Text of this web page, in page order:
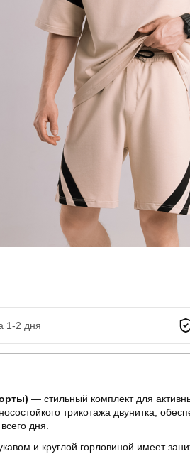
Літні
Комбінезони
Спортивні
костюми
Кежуал
1-2 дня
— стильный комплект для
трикотажа двунитка,
дня.
и круглой горловиной имеет